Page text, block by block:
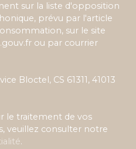
sur la liste d'opposition
prévu par l'article
sur le site
ou par courrier
Bloctel, CS 61311, 41013
le traitement de vos
veuillez consulter notre
.